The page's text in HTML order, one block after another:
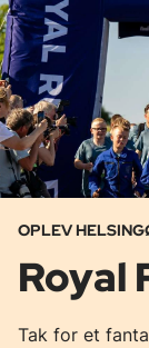
OPLEV
Royal
Tak for et